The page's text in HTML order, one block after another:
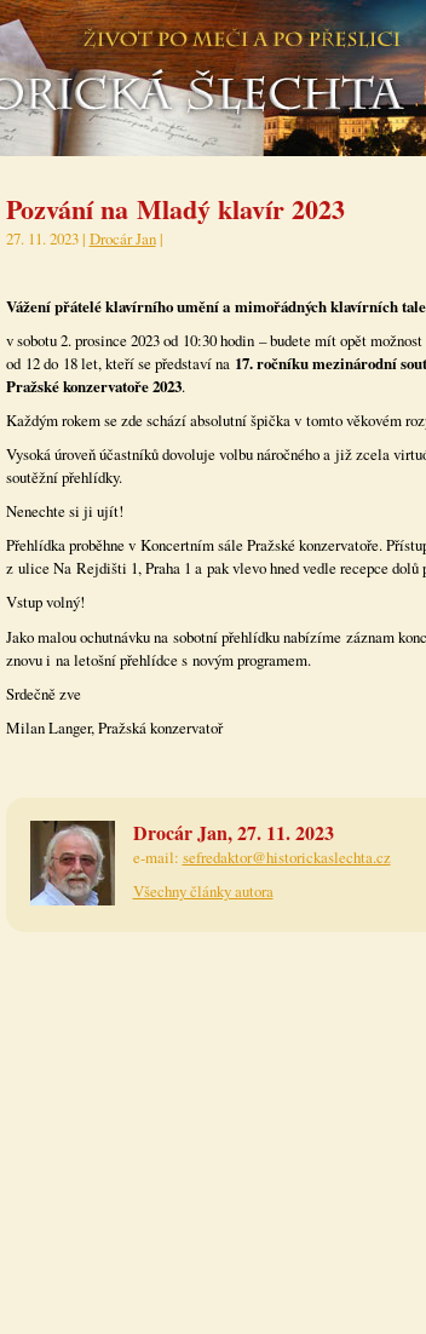
Pozvání na Mladý klavír 2023
27. 11. 2023 | Drocár Jan|
Vážení přátelé klavírního umění a mimořádných klavírních
v sobotu 2. prosince 2023 od 10:30 hodin – budete mít opět
od 12 do 18 let, kteří se představí na 17. ročníku mezinárodní
Pražské konzervatoře 2023.
Každým rokem se zde schází absolutní špička v tomto věkovém
Vysoká úroveň účastníků dovoluje volbu náročného a již zcela
soutěžní přehlídky.
Nenechte si ji ujít!
Přehlídka proběhne v Koncertním sále Pražské konzervatoře.
z ulice Na Rejdišti 1, Praha 1 a pak vlevo hned vedle recepce dolů
Vstup volný!
Jako malou ochutnávku na sobotní přehlídku nabízíme záznam
znovu i na letošní přehlídce s novým programem.
Srdečně zve
Milan Langer, Pražská konzervatoř
Drocár Jan, 27. 11. 2023
e-mail: sefredaktor@historickaslechta.cz
Všechny články autora